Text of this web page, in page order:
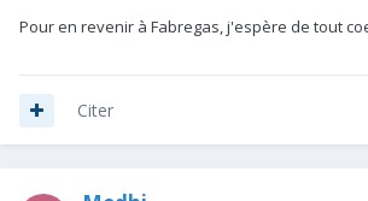
Pour en revenir à Fabregas, j'espère de tout
Citer